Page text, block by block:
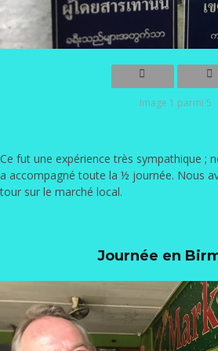
Image 1 parmi 5
Ce fut une expérience très sympathique ;
a accompagné toute la ½ journée. Nous
tour sur le marché local.
Journée en